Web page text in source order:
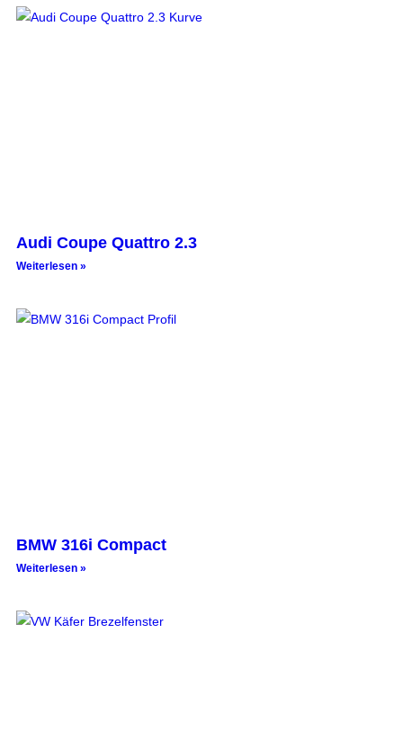
Audi Coupe Quattro 2.3
Weiterlesen »
BMW 316i Compact
Weiterlesen »